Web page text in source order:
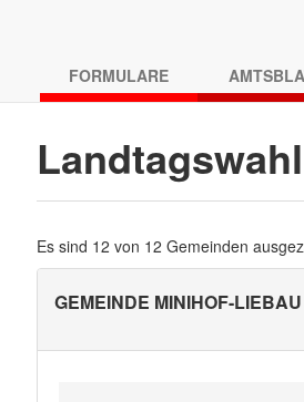
FORMULARE
Es sind 12 von 12 Gemeinden
GEMEINDE MINIHOF-LIEBAU